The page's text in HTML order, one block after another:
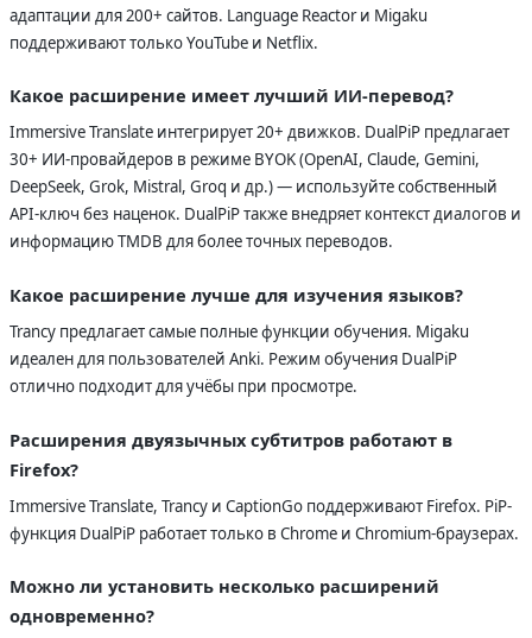
адаптации для 200+ сайтов. Language Reactor и Migaku
поддерживают только YouTube и Netflix.
Какое расширение имеет лучший ИИ-перевод?
Immersive Translate интегрирует 20+ движков. DualPiP предлагает
30+ ИИ-провайдеров в режиме BYOK (OpenAI, Claude, Gemini,
DeepSeek, Grok, Mistral, Groq и др.) — используйте собственный
API-ключ без наценок. DualPiP также внедряет контекст диалогов и
информацию TMDB для более точных переводов.
Какое расширение лучше для изучения языков?
Trancy предлагает самые полные функции обучения. Migaku
идеален для пользователей Anki. Режим обучения DualPiP
отлично подходит для учёбы при просмотре.
Расширения двуязычных субтитров работают в
Firefox?
Immersive Translate, Trancy и CaptionGo поддерживают Firefox. PiP-
функция DualPiP работает только в Chrome и Chromium-браузерах.
Можно ли установить несколько расширений
одновременно?